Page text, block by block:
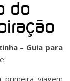
do
– Guia para
viagem